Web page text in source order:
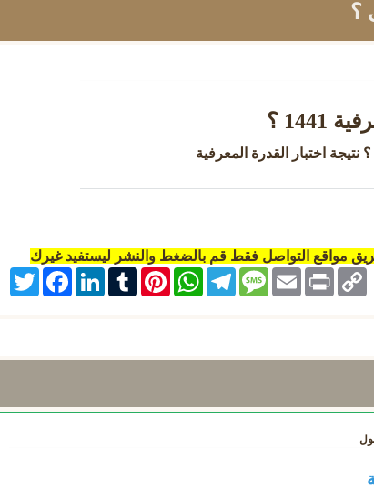
؟
؟
اختبار القدرة المعرفية
مواقع التواصل فقط قم بالضغط والنشر ليستفيد غيرك
Twitter
FacebookLinkedInTumblrPinterest
WhatsAppTelegramMessageEmail PrintCopy
Link